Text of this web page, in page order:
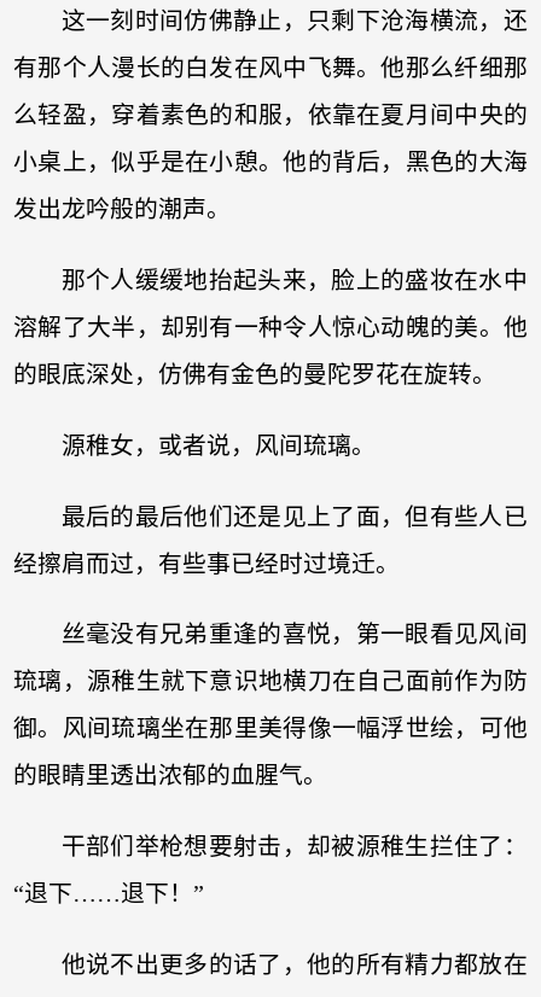
这一刻时间仿佛静止，只剩下沧海横流，还
有那个人漫长的白发在风中飞舞。他那么纤细那
么轻盈，穿着素色的和服，依靠在夏月间中央的
小桌上，似乎是在小憩。他的背后，黑色的大海
发出龙吟般的潮声。
那个人缓缓地抬起头来，脸上的盛妆在水中
溶解了大半，却别有一种令人惊心动魄的美。他
的眼底深处，仿佛有金色的曼陀罗花在旋转。
源稚女，或者说，风间琉璃。
最后的最后他们还是见上了面，但有些人已
经擦肩而过，有些事已经时过境迁。
丝毫没有兄弟重逢的喜悦，第一眼看见风间
琉璃，源稚生就下意识地横刀在自己面前作为防
御。风间琉璃坐在那里美得像一幅浮世绘，可他
的眼睛里透出浓郁的血腥气。
干部们举枪想要射击，却被源稚生拦住了：
“退下……退下！”
他说不出更多的话了，他的所有精力都放在